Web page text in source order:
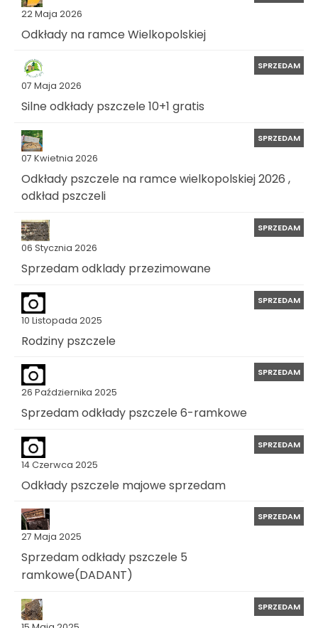
22 Maja 2026
Odkłady na ramce Wielkopolskiej
07 Maja 2026
SPRZEDAM
Silne odkłady pszczele 10+1 gratis
07 Kwietnia 2026
SPRZEDAM
Odkłady pszczele na ramce wielkopolskiej 2026 ,
odkład pszczeli
06 Stycznia 2026
SPRZEDAM
Sprzedam odklady przezimowane
10 Listopada 2025
SPRZEDAM
Rodziny pszczele
26 Października 2025
SPRZEDAM
Sprzedam odkłady pszczele 6-ramkowe
14 Czerwca 2025
SPRZEDAM
Odkłady pszczele majowe sprzedam
27 Maja 2025
SPRZEDAM
Sprzedam odkłady pszczele 5
ramkowe(DADANT)
SPRZEDAM